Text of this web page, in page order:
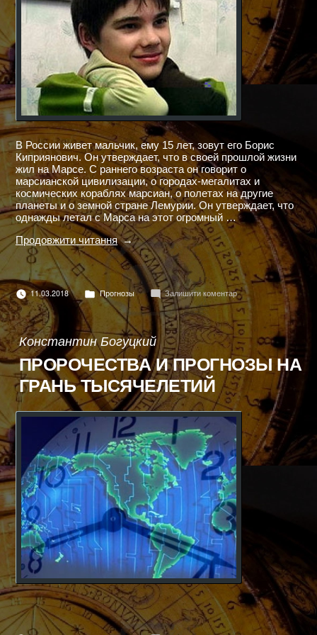
В России живет мальчик, ему 15 лет, зовут его Борис
Киприянович. Он утверждает, что в своей прошлой жизни
жил на Марсе. С раннего возраста он говорит о
марсианской цивилизации, о городах-мегалитах и
космических кораблях марсиан, о полетах на другие
планеты и о земной стране Лемурии. Он утверждает, что
однажды летал с Марса на этот огромный …
Продовжити читання"Мальчик
с
планеты
Марс"
11.03.2018
Опубліковано
в
Прогнозы Залишити коментардо
Мальчик
с
планеты
Марс
Константин Богуцкий
ПРОРОЧЕСТВА И ПРОГНОЗЫ НА
ГРАНЬ ТЫСЯЧЕЛЕТИЙ